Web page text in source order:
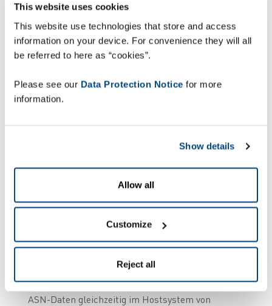
This website uses cookies
This website use technologies that store and access
information on your device. For convenience they will all
be referred to here as “cookies”.
Please see our Data Protection Notice for more
information.
Show details
Allow all
Customize
Reject all
Barcodes werden innerhalb kürzester Zeit
gleichzeitig eingelesen und dekodiert. Das
Ergebnis ist fehlerfrei. Die Technologie vergleicht
die Barcodedaten sofort mit den
Echtzeit visuell auf Abweichungen, fehlende oder
unlesbare Etiketten hingewiesen. Die digitalen
Sobald die Richtigkeit bestätigt wird, werden die
ASN-Daten gleichzeitig im Hostsystem von